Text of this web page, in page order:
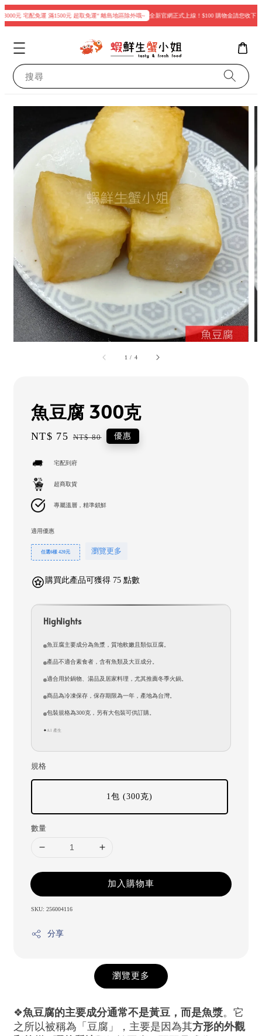
元 宅配免運 滿1500元 超取免運“ 離島地區除外哦~ 全新官網正式上線！$100 購物金請您收下
搜尋
1 / 4
魚豆腐 300克
Sale
NT$ 75 Regular
NT$ 80 優惠
宅配到府
超商取貨
專屬溫層，精準鎖鮮
適用優惠
任選6樣 420元 瀏覽更多
購買此產品可獲得 75 點數
Highlights
魚豆腐主要成分為魚漿，質地軟嫩且類似豆腐。
產品不適合素食者，含有魚類及大豆成分。
適合用於鍋物、湯品及居家料理，尤其推薦冬季火鍋。
商品為冷凍保存，保存期限為一年，產地為台灣。
包裝規格為300克，另有大包裝可供訂購。
✦AI 產生
規格
1包 (300克)
數量
加入購物車
SKU: 256004116
分享
瀏覽更多
❖魚豆腐的主要成分通常不是黃豆，而是魚漿。它
之所以被稱為「豆腐」，主要是因為其方形的外觀